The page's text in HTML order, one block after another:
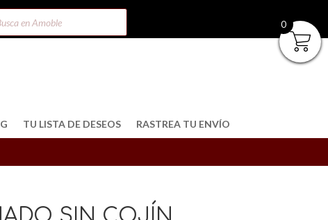
TU LISTA DE DESEOS RASTREA TU ENVÍO
0